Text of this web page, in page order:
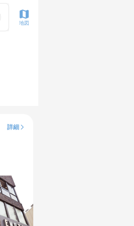
地図
詳細